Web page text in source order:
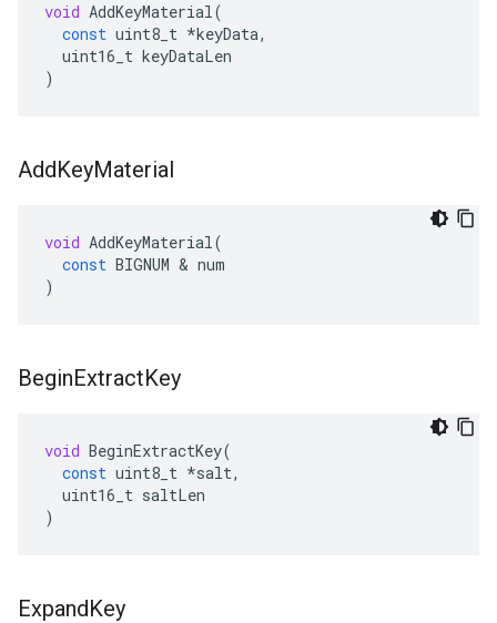
void AddKeyMaterial(
const uint8_t *keyData,
uint16_t keyDataLen
)
AddKeyMaterial
void AddKeyMaterial(
const BIGNUM & num
)
BeginExtractKey
void BeginExtractKey(
const uint8_t *salt,
uint16_t saltLen
)
ExpandKey